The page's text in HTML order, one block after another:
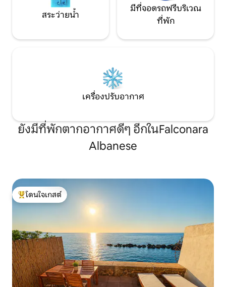
สระว่ายน้ำ
มีที่จอดรถฟรีบริเวณ
ที่พัก
เครื่องปรับอากาศ
ยังมีที่พักตากอากาศดีๆ อีกในFalconara
Albanese
โดนใจเกสต์ที่สุด
โดนใจเกสต์